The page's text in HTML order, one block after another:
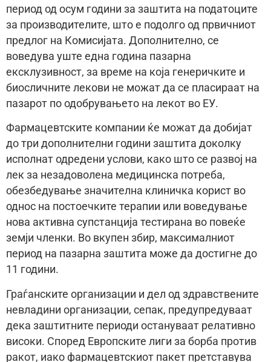
период од осум години за заштита на податоците
за производителите, што е подолго од првичниот
предлог на Комисијата. Дополнително, се
воведува уште една година пазарна
ексклузивност, за време на која генеричките и
биосличните лекови не можат да се пласираат на
пазарот по одобрувањето на лекот во ЕУ.
Фармацевтските компании ќе можат да добијат
до три дополнителни години заштита доколку
исполнат одредени услови, како што се развој на
лек за незадоволена медицинска потреба,
обезбедување значителна клиничка корист во
однос на постоечките терапии или воведување
нова активна супстанција тестирана во повеќе
земји членки. Во вкупен збир, максималниот
период на пазарна заштита може да достигне до
11 години.
Граѓанските организации и дел од здравствените
невладини организации, сепак, предупредуваат
дека заштитните периоди остануваат релативно
високи. Според Европските лиги за борба против
ракот, иако фармацевтскиот пакет претставува